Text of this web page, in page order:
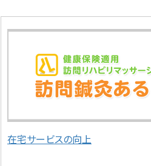
在宅サービスの向上